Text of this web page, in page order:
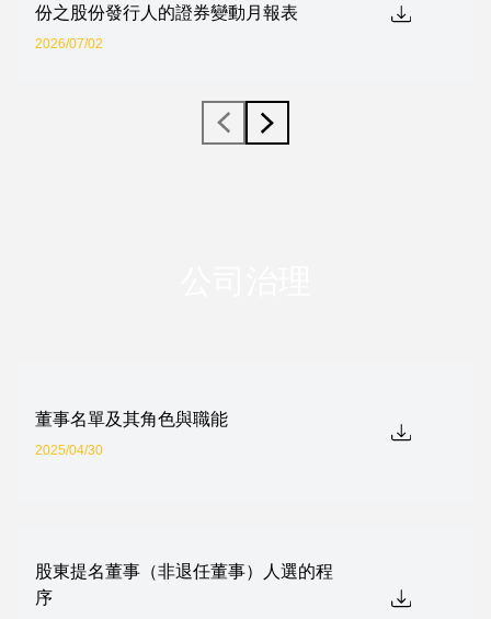
份之股份發行人的證券變動月報表
2026/07/02
董事名單及其角色與職能
2025/04/30
股東提名董事（非退任董事）人選的程
序